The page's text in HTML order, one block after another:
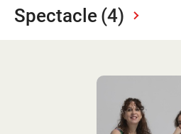
Les Étincelles
d'information
Livrets pédagogiques
Ressources adhérents
Réalisations
Spectacle (4)